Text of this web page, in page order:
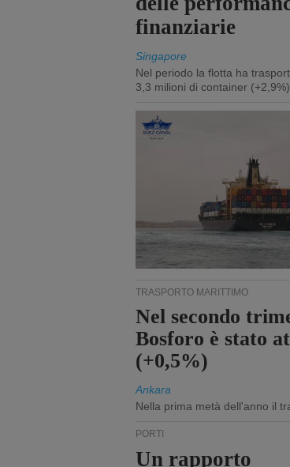
finanziarie
Singapore
Nel periodo la flotta ha
3,3 milioni di container (+2,9%)
TRASPORTO MARITTIMO
Nel secondo
Bosforo è stato
(+0,5%)
Ankara
Nella prima metà dell'anno il
PORTI
Un rapporto